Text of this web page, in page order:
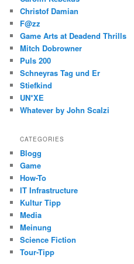
Christof Damian
F@zz
Game Arts at Deadend Thrills
Mitch Dobrowner
Puls 200
Schneyras Tag und Er
Stiefkind
UN*XE
Whatever by John Scalzi
CATEGORIES
Blogg
Game
How-To
IT Infrastructure
Kultur Tipp
Media
Meinung
Science Fiction
Tour-Tipp